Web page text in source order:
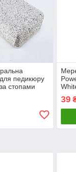
для педикюру
стопами
39